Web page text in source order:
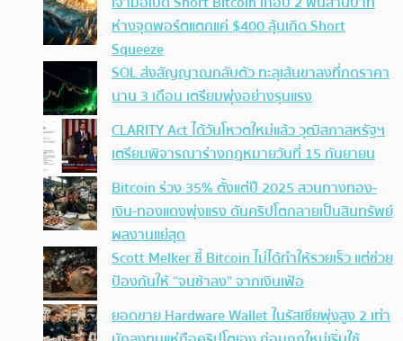
ห่างจุดพอร์ตแตกแค่ $400 ลุ้นเกิด Short
Squeeze
SOL ส่งสัญญาณกลับตัว ทะลุเส้นขาลงที่กดราคา
นาน 3 เดือน เตรียมพุ่งอย่างรุนแรง
CLARITY Act ได้วันโหวตใหม่แล้ว วุฒิสภาสหรัฐฯ
เตรียมพิจารณาร่างกฎหมายวันที่ 15 กันยายน
Bitcoin ร่วง 35% ตั้งแต่ปี 2025 สวนทางทอง-
เงิน-ทองแดงพุ่งแรง ดันคริปโตกลายเป็นสินทรัพย์
ผลงานแย่สุด
Scott Melker ชี้ Bitcoin ไม่ได้ทำให้รวยเร็ว แต่ช่วย
ป้องกันให้ “จนช้าลง” จากเงินเฟ้อ
ยอดขาย Hardware Wallet ในรัสเซียพุ่งสูง 2 เท่า